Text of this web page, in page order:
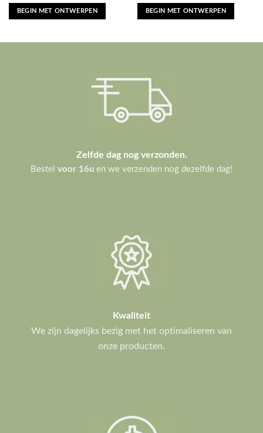
voor 16uen we verzenden nog dezelfde dag!
We zijn dagelijks bezig met het optimaliseren van
onze producten.